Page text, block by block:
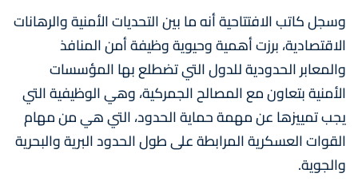
وسجل كاتب الافتتاحية أنه ما بين التحديات الأمنية والرهانات
الاقتصادية، برزت أهمية وحيوية وظيفة أمن المنافذ
والمعابر الحدودية للدول التي تضطلع بها المؤسسات
الأمنية بتعاون مع المصالح الجمركية، وهي الوظيفية التي
يجب تمييزها عن مهمة حماية الحدود، التي هي من مهام
القوات العسكرية المرابطة على طول الحدود البرية والبحرية
والجوية.